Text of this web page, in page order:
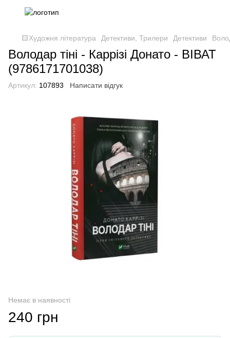
🟨Художня література Детективи, Трилери Детективи
Володар тіні - Каррізі Донато - ВІВАТ
(9786171701038)
Артикул: 107893 Написати відгук
Немає в наявності
240 грн